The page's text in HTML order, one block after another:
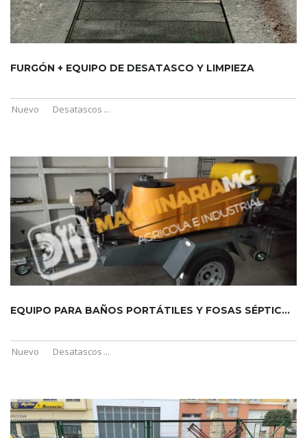
FURGÓN + EQUIPO DE DESATASCO Y LIMPIEZA
Nuevo Desatascos ...
EQUIPO PARA BAÑOS PORTÁTILES Y FOSAS SÉPTICAS DE 1000 + 200 ...
Nuevo Desatascos ...